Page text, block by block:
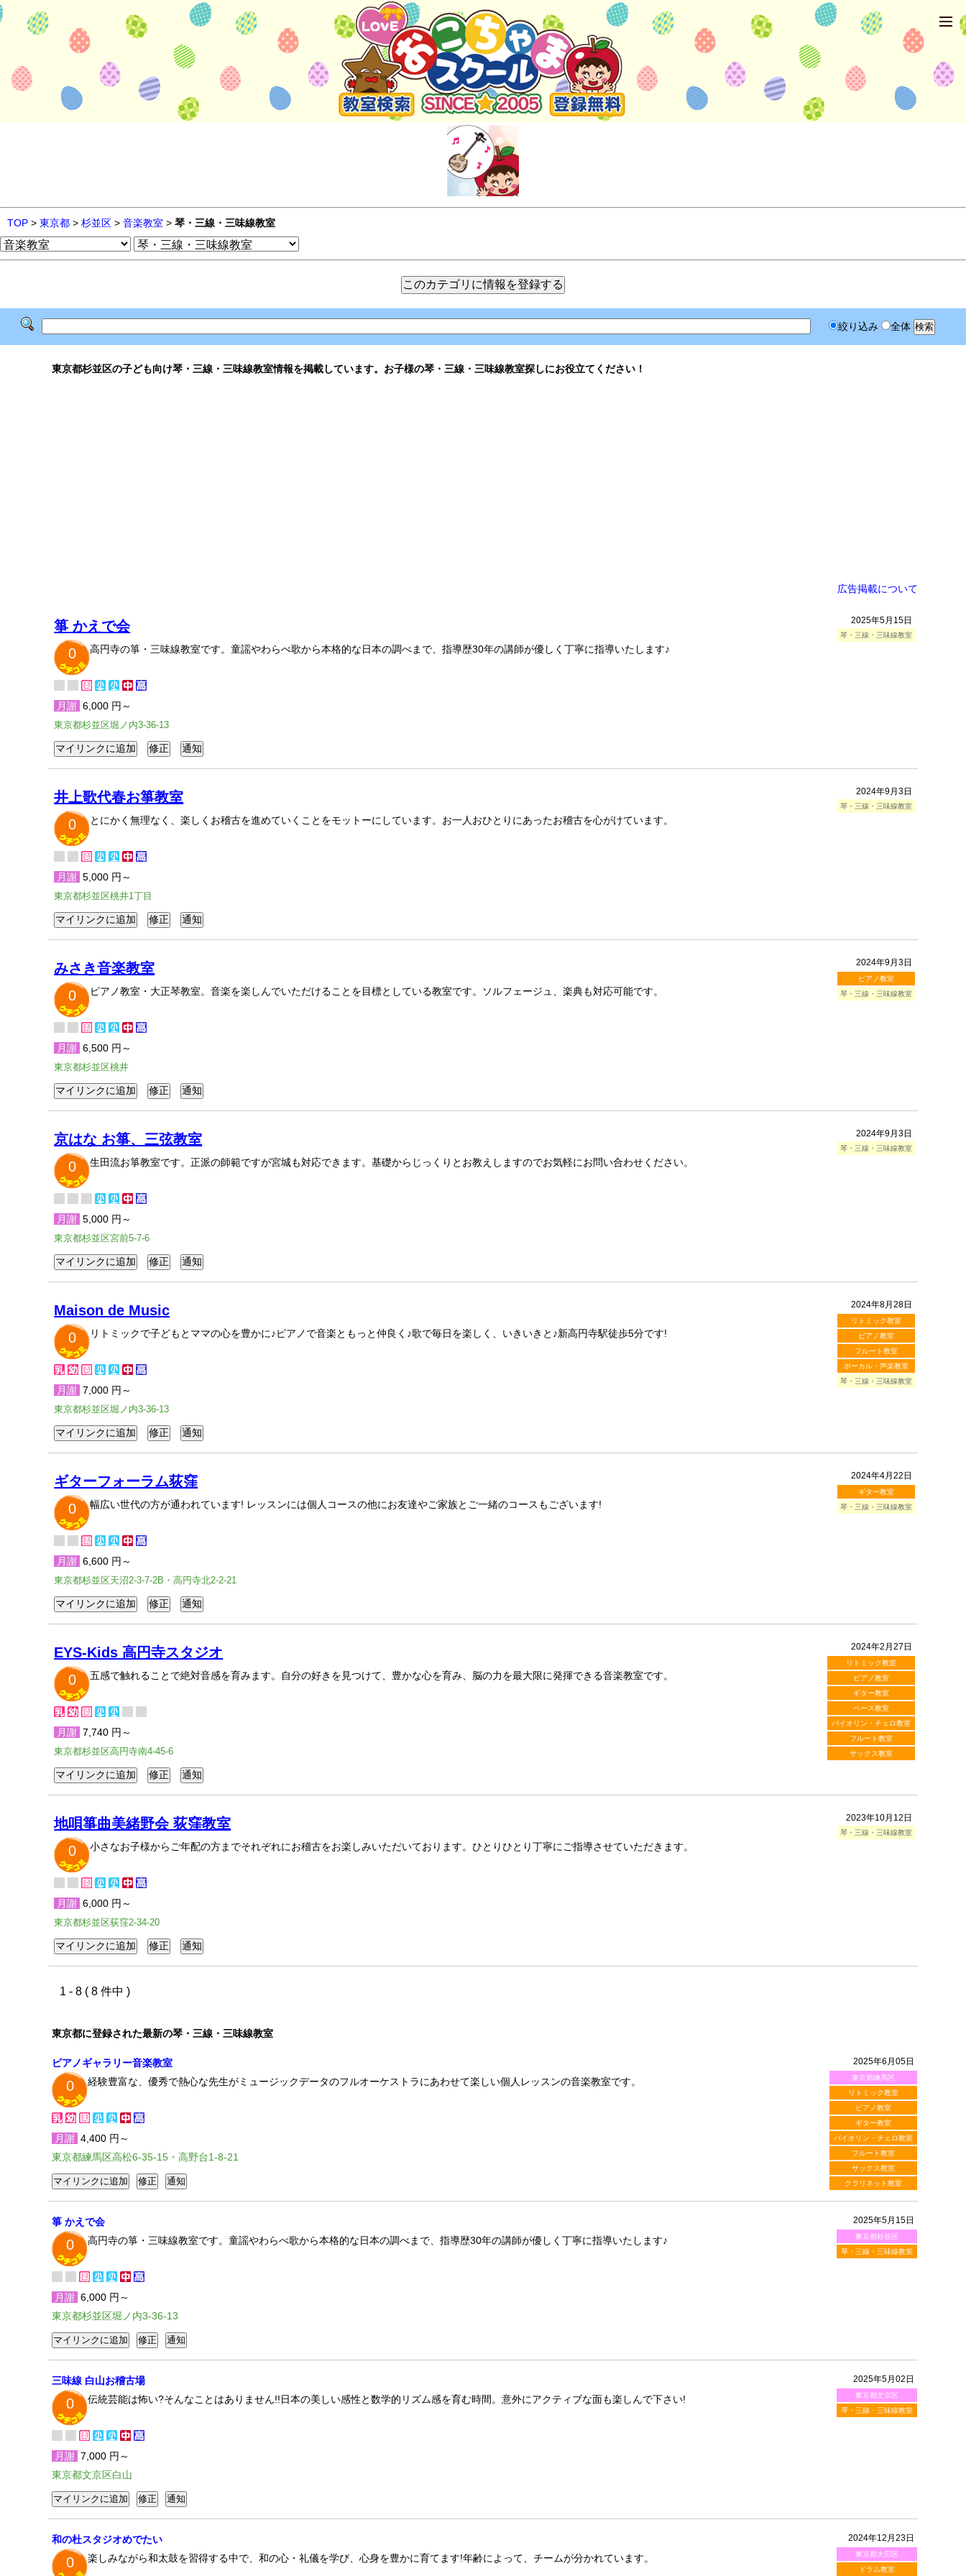
TOP > 東京都 > 杉並区 > 音楽教室 > 琴・三線・三味線教室
絞り込み 全体
東京都杉並区の子ども向け琴・三線・三味線教室情報を掲載しています。お子様の琴・三線・三味線教室探しにお役立てください！
広告掲載について
2025年5月15日
琴・三線・三味線教室
箏 かえで会
0
高円寺の箏・三味線教室です。童謡やわらべ歌から本格的な日本の調べまで、指導歴30年の講師が優しく丁寧に指導いたします♪
月謝 6,000 円～
東京都杉並区堀ノ内3-36-13
2024年9月3日
琴・三線・三味線教室
井上歌代春お箏教室
0
とにかく無理なく、楽しくお稽古を進めていくことをモットーにしています。お一人おひとりにあったお稽古を心がけています。
月謝 5,000 円～
東京都杉並区桃井1丁目
2024年9月3日
ピアノ教室
琴・三線・三味線教室
みさき音楽教室
0
ピアノ教室・大正琴教室。音楽を楽しんでいただけることを目標としている教室です。ソルフェージュ、楽典も対応可能です。
月謝 6,500 円～
東京都杉並区桃井
2024年9月3日
琴・三線・三味線教室
京はな お箏、三弦教室
0
生田流お箏教室です。正派の師範ですが宮城も対応できます。基礎からじっくりとお教えしますのでお気軽にお問い合わせください。
月謝 5,000 円～
東京都杉並区宮前5-7-6
2024年8月28日
リトミック教室
ピアノ教室
フルート教室
ボーカル・声楽教室
琴・三線・三味線教室
Maison de Music
0
リトミックで子どもとママの心を豊かに♪ピアノで音楽ともっと仲良く♪歌で毎日を楽しく、いきいきと♪新高円寺駅徒歩5分です!
月謝 7,000 円～
東京都杉並区堀ノ内3-36-13
2024年4月22日
ギター教室
琴・三線・三味線教室
ギターフォーラム荻窪
0
幅広い世代の方が通われています! レッスンには個人コースの他にお友達やご家族とご一緒のコースもございます!
月謝 6,600 円～
東京都杉並区天沼2-3-7-2B・高円寺北2-2-21
2024年2月27日
リトミック教室
ピアノ教室
ギター教室
ベース教室
バイオリン・チェロ教室
フルート教室
サックス教室
EYS-Kids 高円寺スタジオ
0
五感で触れることで絶対音感を育みます。自分の好きを見つけて、豊かな心を育み、脳の力を最大限に発揮できる音楽教室です。
月謝 7,740 円～
東京都杉並区高円寺南4-45-6
2023年10月12日
琴・三線・三味線教室
地唄箏曲美緒野会 荻窪教室
0
小さなお子様からご年配の方までそれぞれにお稽古をお楽しみいただいております。ひとりひとり丁寧にご指導させていただきます。
月謝 6,000 円～
東京都杉並区荻窪2-34-20
1 - 8 ( 8 件中 )
東京都に登録された最新の琴・三線・三味線教室
2025年6月05日
東京都練馬区
リトミック教室
ピアノ教室
ギター教室
バイオリン・チェロ教室
フルート教室
サックス教室
クラリネット教室
ピアノギャラリー音楽教室
0 経験豊富な、優秀で熱心な先生がミュージックデータのフルオーケストラにあわせて楽しい個人レッスンの音楽教室です。
月謝 4,400 円～
東京都練馬区高松6-35-15・高野台1-8-21
2025年5月15日
東京都杉並区
琴・三線・三味線教室
箏 かえで会
0 高円寺の箏・三味線教室です。童謡やわらべ歌から本格的な日本の調べまで、指導歴30年の講師が優しく丁寧に指導いたします♪
月謝 6,000 円～
東京都杉並区堀ノ内3-36-13
2025年5月02日
東京都文京区
琴・三線・三味線教室
三味線 白山お稽古場
0 伝統芸能は怖い?そんなことはありません!!日本の美しい感性と数学的リズム感を育む時間。意外にアクティブな面も楽しんで下さい!
月謝 7,000 円～
東京都文京区白山
2024年12月23日
東京都大田区
ドラム教室
和の杜スタジオめでたい
0 楽しみながら和太鼓を習得する中で、和の心・礼儀を学び、心身を豊かに育てます!年齢によって、チームが分かれています。